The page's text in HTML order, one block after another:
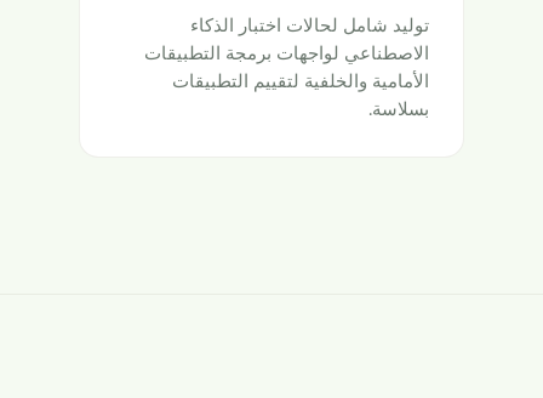
توليد شامل لحالات اختبار الذكاء
الاصطناعي لواجهات برمجة التطبيقات
الأمامية والخلفية لتقييم التطبيقات
بسلاسة.